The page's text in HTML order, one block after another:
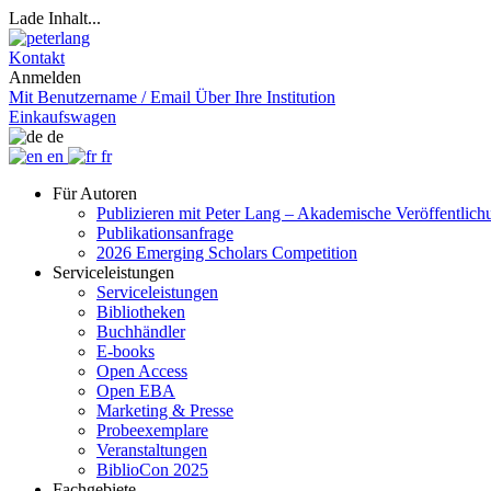
Lade Inhalt...
Kontakt
Anmelden
Mit Benutzername / Email Über Ihre Institution
Einkaufswagen
de
en
fr
Für Autoren
Publizieren mit Peter Lang – Akademische
Publikationsanfrage
2026 Emerging Scholars Competition
Serviceleistungen
Serviceleistungen
Bibliotheken
Buchhändler
E-books
Open Access
Open EBA
Marketing & Presse
Probeexemplare
Veranstaltungen
BiblioCon 2025